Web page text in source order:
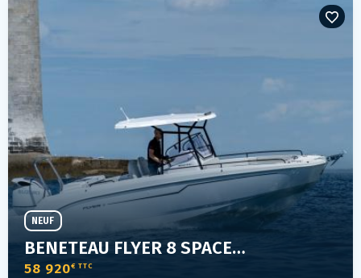
BENETEAU FLYER 8 SPACEDECK V2
58 920€ TTC
NEUF